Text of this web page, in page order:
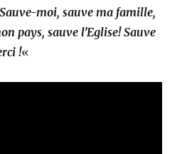
moi, sauve ma famille,
pays, sauve l’Eglise! Sauve
!«